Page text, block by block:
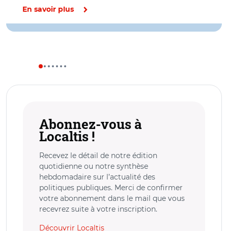
En savoir plus
Abonnez-vous à
Localtis !
Recevez le détail de notre édition
quotidienne ou notre synthèse
hebdomadaire sur l’actualité des
politiques publiques. Merci de confirmer
votre abonnement dans le mail que vous
recevrez suite à votre inscription.
Découvrir Localtis